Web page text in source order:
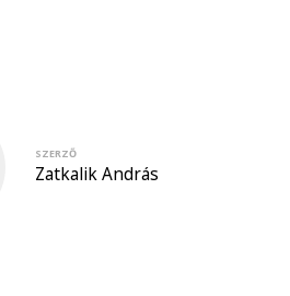
SZERZŐ
Zatkalik András